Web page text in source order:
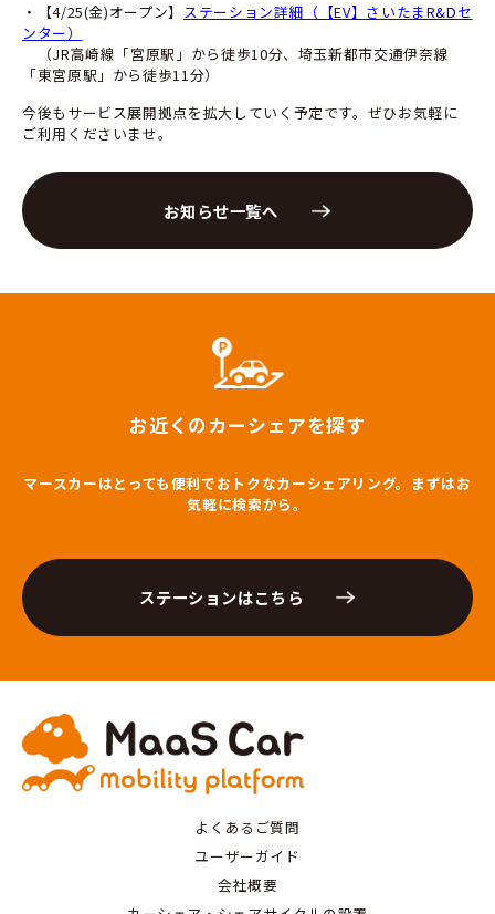
・【4/25(金)オープン】 ステーション詳細（【EV】さいたまR&Dセ
ンター）
（JR高崎線「宮原駅」から徒歩10分、埼玉新都市交通伊奈線
「東宮原駅」から徒歩11分）
今後もサービス展開拠点を拡大していく予定です。ぜひお気軽に
ご利用くださいませ。
お知らせ一覧へ
お近くのカーシェアを探す
マースカーはとっても便利でおトクなカーシェアリング。まずはお
気軽に検索から。
ステーションはこちら
よくあるご質問
ユーザーガイド
会社概要